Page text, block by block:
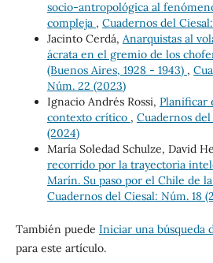
socio-antropológica al
compleja , Cuadernos del
Jacinto Cerdá, Anarquistas al
ácrata en el gremio de los
(Buenos Aires, 1928 - 1943) ,
Núm. 22 (2023)
Ignacio Andrés Rossi, Planificar
contexto crítico , Cuadernos del
(2024)
María Soledad Schulze, David
recorrido por la trayectoria
Marín. Su paso por el Chile de
Cuadernos del Ciesal: Núm. 18
También puede Iniciar una búsqueda
para este artículo.